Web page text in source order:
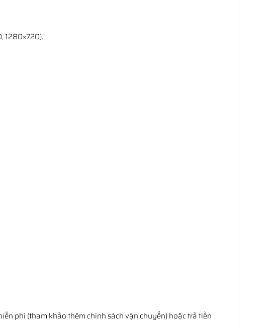
1280×720).
phí (tham khảo thêm chính sách vận chuyển) hoặc trả tiền